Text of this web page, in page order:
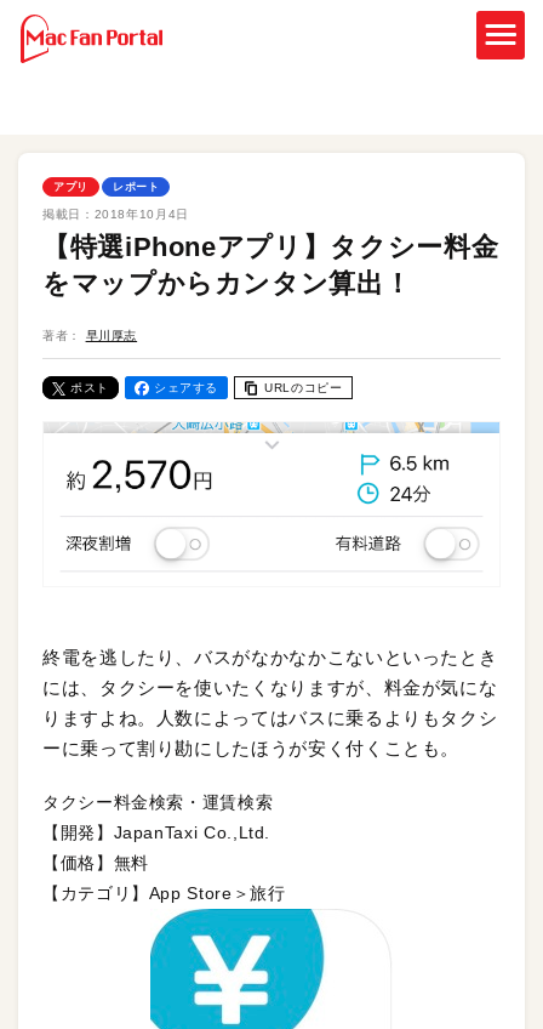
アプリ レポート
掲載日： 2018年10月4日
【特選iPhoneアプリ】タクシー料金
をマップからカンタン算出！
著者： 早川厚志
ポスト シェアする URLのコピー
終電を逃したり、バスがなかなかこないといったとき
には、タクシーを使いたくなりますが、料金が気にな
りますよね。人数によってはバスに乗るよりもタクシ
ーに乗って割り勘にしたほうが安く付くことも。
タクシー料金検索・運賃検索
【開発】JapanTaxi Co.,Ltd.
【価格】無料
【カテゴリ】App Store＞旅行